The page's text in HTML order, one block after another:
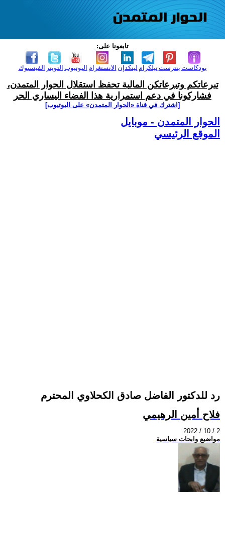
تابعونا على:
الفيسبوك التويتر اليوتيوب الانستغرام لينكدإن تيلكرامبنترست بودكاست
تبرعاتكم وتبرعاتكن المالية تحفظ استقلال الحوار المتمدن،
فشاركونا في دعم استمرارية هذا الفضاء اليساري الحر
[اشترك في قناة ‫«الحوار المتمدن» على اليوتيوب]
الحوار المتمدن - موبايل
الموقع الرئيسي
رد للدكتور الفاضل صادق الكحلاوي المحترم
فلاح أمين الرهيمي
2022 / 10 / 2
مواضيع وابحاث سياسية